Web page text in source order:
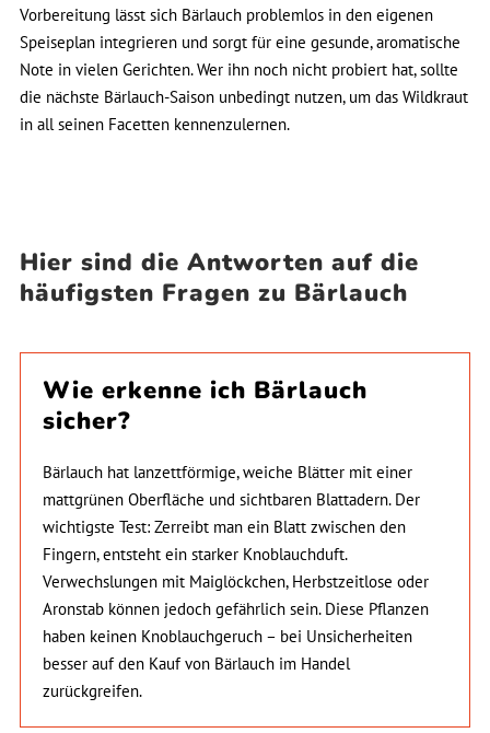
Vorbereitung lässt sich Bärlauch problemlos in den eigenen
Speiseplan integrieren und sorgt für eine gesunde, aromatische
Note in vielen Gerichten. Wer ihn noch nicht probiert hat, sollte
die nächste Bärlauch-Saison unbedingt nutzen, um das Wildkraut
in all seinen Facetten kennenzulernen.
Hier sind die Antworten auf die
häufigsten Fragen zu Bärlauch
Wie erkenne ich Bärlauch
sicher?
Bärlauch hat lanzettförmige, weiche Blätter mit einer
mattgrünen Oberfläche und sichtbaren Blattadern. Der
wichtigste Test: Zerreibt man ein Blatt zwischen den
Fingern, entsteht ein starker Knoblauchduft.
Verwechslungen mit Maiglöckchen, Herbstzeitlose oder
Aronstab können jedoch gefährlich sein. Diese Pflanzen
haben keinen Knoblauchgeruch – bei Unsicherheiten
besser auf den Kauf von Bärlauch im Handel
zurückgreifen.